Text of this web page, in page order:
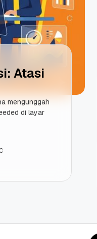
Atasi
mengunggah
di layar
0